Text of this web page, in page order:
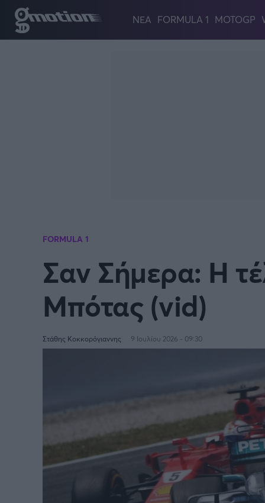
Παράκαμψη προς το κυρίως περιεχόμενο
ΝΕΑ FORMULA 1 MOTOGP
FORMULA 1
Σαν Σήμερα: Η
Μπότας (vid)
Στάθης Κοκκορόγιαννης 9 Ιουλίου 2026 - 09:30